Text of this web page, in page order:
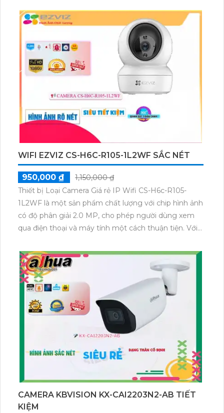
WIFI EZVIZ CS-H6C-R105-1L2WF SẮC NÉT
950,000 ₫
1,150,000 ₫
Thiết bị Loại Camera Giá rẻ IP Wifi CS-H6c-R105-
1L2WF là một sản phẩm chất lượng với chip hình ảnh
có độ phân giải 2.0 MP, cho phép người dùng xem
qua điện thoại và máy tính một cách thuận tiện. Với
sát trong điều kiện thiếu sáng và phát hiện chuyển
động trong vùng lắp đặt. Với khả năng quan sát
Hồng Ngoại lên đến 10m, camera có thể lắp đặt ở
những vị trí không gian rộng. Đặc biệt, camera có
khả năng xoay 360 độ, giúp quan sát toàn diện. Sản
phẩm được sản xuất bởi một công ty uy tín và được
đảm bảo chất lượng. Hãy trải nghiệm hình ảnh trung
thực và chức năng vượt trội của camera với khả năng
thu âm và loa.
CAMERA KBVISION KX-CAI2203N2-AB TIẾT
KIỆM